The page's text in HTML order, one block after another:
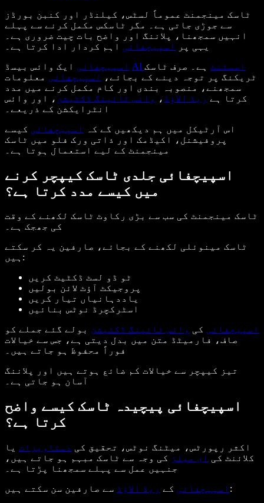
ٹاسک مینجمنٹ عموماً لسٹس، کیلنڈر اور کنبن بورڈز
سے جوڑی جاتی ہے۔ مگر ٹاسکس مکمل کرنے سے پہلے
انہیں سمجھنا، پلاننگ اور واضح بات چیت ضروری ہے۔
یہی پر
اسپیچفائی اہم کردار ادا کرتا ہے۔
اسپیچفائی
AI اسسٹنٹ ہے۔ صرف ٹاسک
ٹریکنگ پر توجہ دینے کے بجائے،
اسپیچفائی معلومات
سمجھنے، منصوبہ بندی اور کام مکمل کرنے میں مدد
کرتا ہے ریڈ الاؤڈ ، وائس ٹائپنگ ڈکٹیشن ، اور وائس
انٹرایکشن کے ذریعے۔
اس آرٹیکل میں ہم دیکھیں گے کہ
اسپیچفائی کیسے
پروفیشنل، اکیڈمک اور ذاتی ورک فلو میں ٹاسک
مینجمنٹ کے لیے استعمال ہوتا ہے۔
اسپیچفائی جلدی ٹاسک کیپچر کرنے
میں کیسے مدد کرتا ہے؟
ٹاسک مینجمنٹ کی سب سے بڑی رکاوٹ ٹاسک لکھنے کے وقت
کی جھجک ہے۔
ٹاسک مینوئلی لکھنے کے بجائے، صارفین یہ کر سکتے
ہیں:
ٹو ڈو لسٹ ڈکٹیٹ کریں
پروجیکٹ آؤٹ لائن بولیں
یاددہانیاں تیار کریں
اسٹرکچرڈ نوٹس بنائیں
اسپیچفائی کی وائس ٹائپنگ ڈکٹیشن بولے گئے جملے کو
صاف، فارمیٹڈ متن میں بدل دیتی ہے، جس سے خیالات
فوراً محفوظ ہو جاتے ہیں۔
تیز کیپچر سے خیالات کم ضائع ہوتے ہیں اور پلاننگ
آسان ہو جاتی ہے۔
اسپیچفائی پیچیدہ ٹاسک کیسے واضح
کرتا ہے؟
اکثر رپورٹس، میٹنگ نوٹس، تحقیق کی دستاویزات یا
کلائنٹ کی ای میلز
کی وجہ سے ٹاسک مبہم ہو جاتے ہیں،
جنہیں عمل سے پہلے سمجھنا پڑتا ہے۔
اسپیچفائی کے ریڈ الاؤڈ
سے صارفین سن سکتے ہیں: